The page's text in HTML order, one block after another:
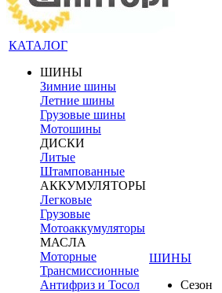
КАТАЛОГ
ШИНЫ
Зимние шины
Летние шины
Грузовые шины
Мотошины
ДИСКИ
Литые
Штампованные
АККУМУЛЯТОРЫ
Легковые
Грузовые
Мотоаккумуляторы
МАСЛА
Моторные
Трансмиссионные
Антифриз и Тосол
ШИНЫ
Сезон